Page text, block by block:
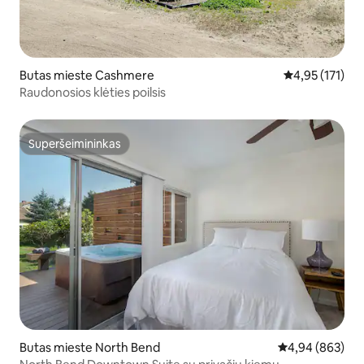
Butas mieste Cashmere Vidutinis
4,95 (171)
Raudonosios klėties poilsis
Superšeimininkas
Superšeimininkas
Butas mieste North Bend Vidutinis
4,94 (863)